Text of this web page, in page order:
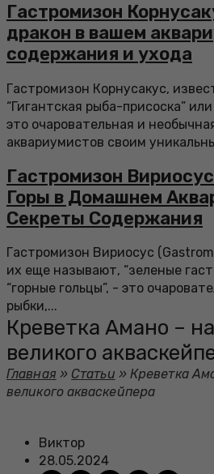
Гастромизон
дракон в вашем
содержания и ухода
Гастромизон Корнусакус,
“Гигантская рыба-присоска”
это очаровательная и
аквариумистов своим
Гастромизон
Горы в Домашнем
Секреты Содержания
Гастромизон Вириосус
их еще называют, “зеленые
“горные гольцы”, - это
рыбки,...
Креветка Амано –
великого
Главная » Статьи » Креветка
великого акваскейпера
Виктор
28.05.2024